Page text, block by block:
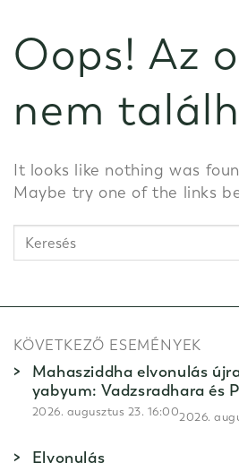
Oops! Az
nem
It looks like nothing was
Maybe try one of the links
KÖVETKEZŐ ESEMÉNYEK
Mahasziddha elvonulás
yabyum: Vadzsradhara és
2026.
2026. augusztus 23. 16:00
Elvonulás